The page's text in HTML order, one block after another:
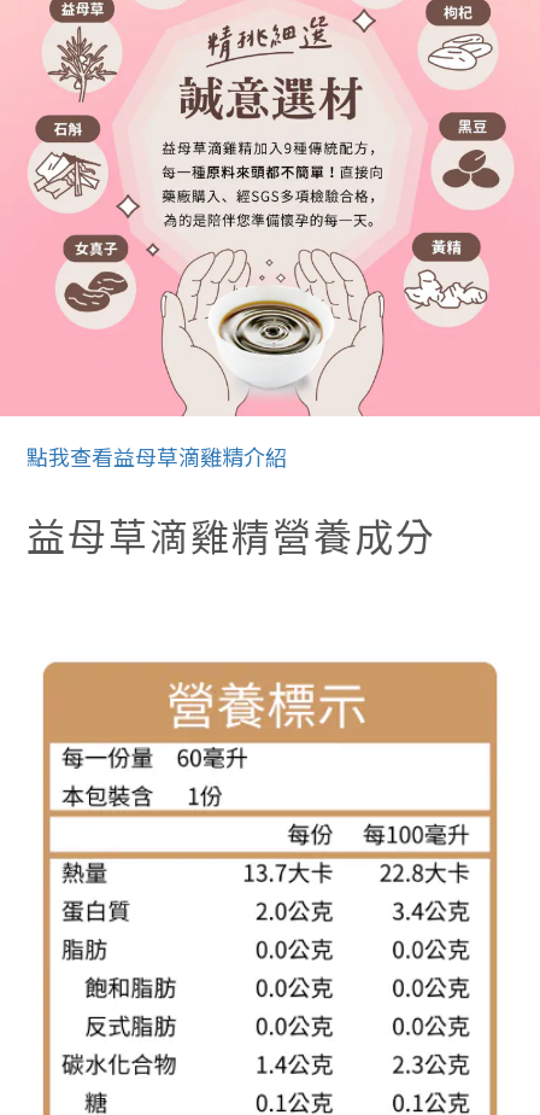
點我查看益母草滴雞精介紹
益母草滴雞精營養成分